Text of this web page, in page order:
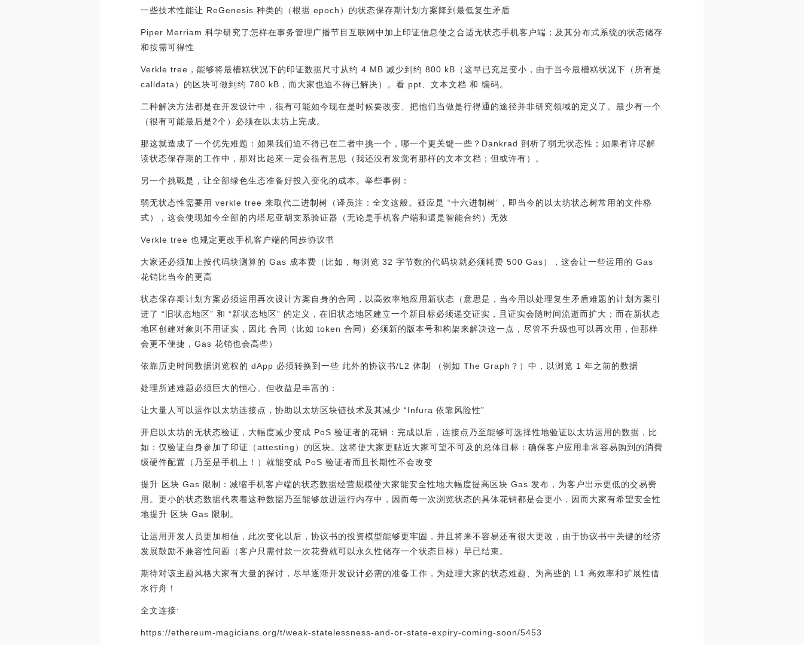
一些技术性能让 ReGenesis 种类的（根据 epoch）的状态保存期计划方案降到最低复生矛盾
Piper Merriam 科学研究了怎样在事务管理广播节目互联网中加上印证信息使之合适无状态手机客户端；及其分布式系统的状态储存
和按需可得性
Verkle tree，能够将最槽糕状况下的印证数据尺寸从约 4 MB 减少到约 800 kB（这早已充足变小，由于当今最槽糕状况下（所有是
calldata）的区块可做到约 780 kB，而大家也迫不得已解决）。看 ppt、文本文档 和 编码。
二种解决方法都是在开发设计中，很有可能如今现在是时候要改变、把他们当做是行得通的途径并非研究领域的定义了。最少有一个
（很有可能最后是2个）必须在以太坊上完成。
那这就造成了一个优先难题：如果我们迫不得已在二者中挑一个，哪一个更关键一些？Dankrad 剖析了弱无状态性；如果有详尽解
读状态保存期的工作中，那对比起來一定会很有意思（我还没有发觉有那样的文本文档；但或许有）。
另一个挑戰是，让全部绿色生态准备好投入变化的成本。举些事例：
弱无状态性需要用 verkle tree 来取代二进制树（译员注：全文这般。疑应是 “十六进制树”，即当今的以太坊状态树常用的文件格
式），这会使现如今全部的内塔尼亚胡支系验证器（无论是手机客户端和還是智能合约）无效
Verkle tree 也规定更改手机客户端的同歩协议书
大家还必须加上按代码块测算的 Gas 成本费（比如，每浏览 32 字节数的代码块就必须耗费 500 Gas），这会让一些运用的 Gas
花销比当今的更高
状态保存期计划方案必须运用再次设计方案自身的合同，以高效率地应用新状态（意思是，当今用以处理复生矛盾难题的计划方案引
进了 “旧状态地区” 和 “新状态地区” 的定义，在旧状态地区建立一个新目标必须递交证实，且证实会随时间流逝而扩大；而在新状态
地区创建对象则不用证实，因此 合同（比如 token 合同）必须新的版本号和构架来解决这一点，尽管不升级也可以再次用，但那样
会更不便捷，Gas 花销也会高些）
依靠历史时间数据浏览权的 dApp 必须转换到一些 此外的协议书/L2 体制 （例如 The Graph？）中，以浏览 1 年之前的数据
处理所述难题必须巨大的恒心。但收益是丰富的：
让大量人可以运作以太坊连接点，协助以太坊区块链技术及其减少 “Infura 依靠风险性”
开启以太坊的无状态验证，大幅度减少变成 PoS 验证者的花销：完成以后，连接点乃至能够可选择性地验证以太坊运用的数据，比
如：仅验证自身参加了印证（attesting）的区块。这将使大家更贴近大家可望不可及的总体目标：确保客户应用非常容易购到的消費
级硬件配置（乃至是手机上！）就能变成 PoS 验证者而且长期性不会改变
提升 区块 Gas 限制：减缩手机客户端的状态数据经营规模使大家能安全性地大幅度提高区块 Gas 发布，为客户出示更低的交易费
用。更小的状态数据代表着这种数据乃至能够放进运行内存中，因而每一次浏览状态的具体花销都是会更小，因而大家有希望安全性
地提升 区块 Gas 限制。
让运用开发人员更加相信，此次变化以后，协议书的投资模型能够更牢固，并且将来不容易还有很大更改，由于协议书中关键的经济
发展鼓励不兼容性问题（客户只需付款一次花费就可以永久性储存一个状态目标）早已结束。
期待对该主题风格大家有大量的探讨，尽早逐渐开发设计必需的准备工作，为处理大家的状态难题、为高些的 L1 高效率和扩展性借
水行舟！
全文连接:
https://ethereum-magicians.org/t/weak-statelessness-and-or-state-expiry-coming-soon/5453